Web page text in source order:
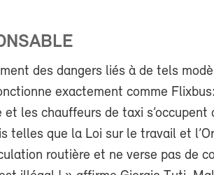
des dangers liés à de tels
exactement comme
et les chauffeurs de taxi s’occupent
telles que la Loi sur le travail et
routière et ne verse pas de